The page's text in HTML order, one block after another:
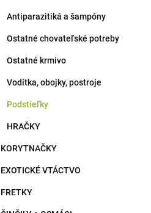
Antiparazitiká a šampóny
Ostatné chovateľské potreby
Ostatné krmivo
Vodítka, obojky, postroje
Podstieľky
HRAČKY
KORYTNAČKY
EXOTICKÉ VTÁCTVO
FRETKY